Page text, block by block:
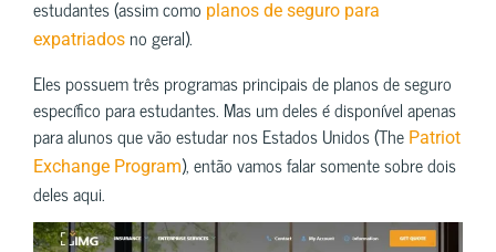
estudantes (assim como planos de seguro para
expatriados no geral).
Eles possuem três programas principais de planos de seguro
específico para estudantes. Mas um deles é disponível apenas
para alunos que vão estudar nos Estados Unidos (The Patriot
Exchange Program), então vamos falar somente sobre dois
deles aqui.